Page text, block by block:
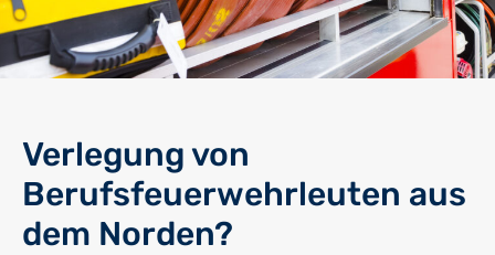
Verlegung von
Berufsfeuerwehrleuten aus
dem Norden?